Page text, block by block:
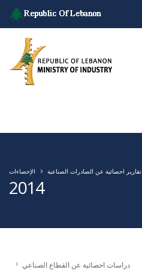
2014
الإحصاءات تقارير احصائية عن الصادرات الصناعية
دراسات احصائية عن القطاع الصناعي